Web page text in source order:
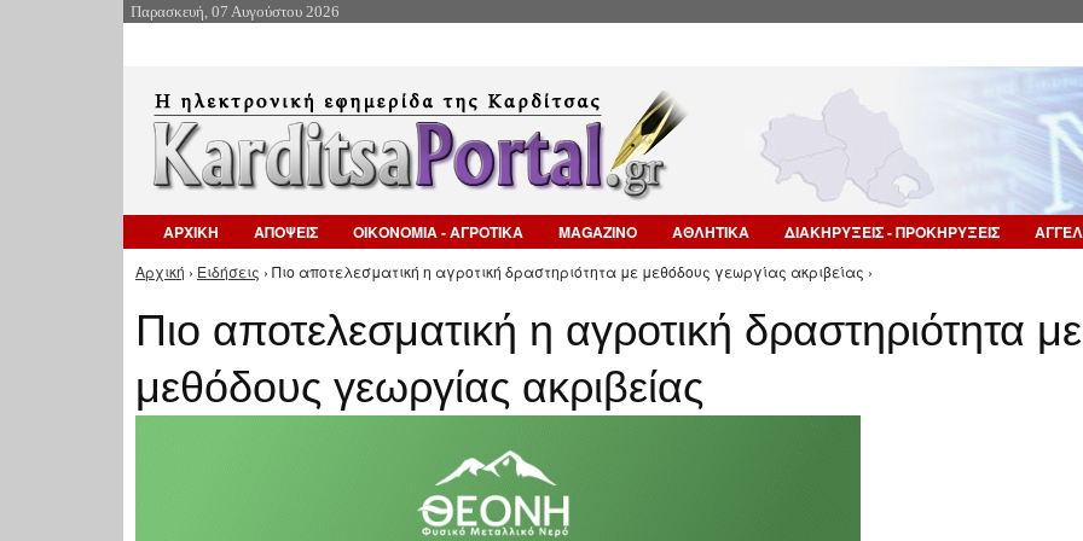
Παρασκευή, 07 Αυγούστου 2026
ΑΡΧΙΚΗ ΑΠΟΨΕΙΣ ΟΙΚΟΝΟΜΙΑ - ΑΓΡΟΤΙΚΑ MAGAZINO ΑΘΛΗΤΙΚΑ ΔΙΑΚΗΡΥΞΕΙΣ - ΠΡΟΚΗΡΥΞΕΙΣ
Είστε εδώ
Αρχική › Ειδήσεις › Πιο αποτελεσματική η αγροτική δραστηριότητα με μεθόδους γεωργίας ακριβείας ›
Πιο αποτελεσματική η αγροτική δραστηριότητα με
μεθόδους γεωργίας ακριβείας